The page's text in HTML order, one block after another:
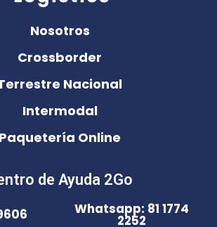
Nosotros
Crossborder
Nacional
Intermodal
Paquetería Online
de Ayuda 2Go
Whatsapp: 81 1774
2252